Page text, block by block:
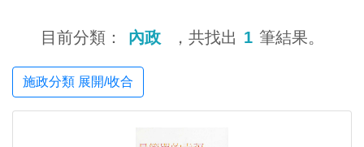
目前分類： 內政 ，共找出 1 筆結果。
施政分類 展開/收合